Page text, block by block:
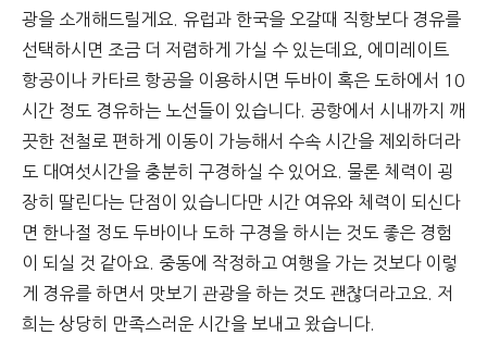
광을 소개해드릴게요. 유럽과 한국을 오갈때 직항보다 경유를
선택하시면 조금 더 저렴하게 가실 수 있는데요, 에미레이트
항공이나 카타르 항공을 이용하시면 두바이 혹은 도하에서 10
시간 정도 경유하는 노선들이 있습니다. 공항에서 시내까지 깨
끗한 전철로 편하게 이동이 가능해서 수속 시간을 제외하더라
도 대여섯시간을 충분히 구경하실 수 있어요. 물론 체력이 굉
장히 딸린다는 단점이 있습니다만 시간 여유와 체력이 되신다
면 한나절 정도 두바이나 도하 구경을 하시는 것도 좋은 경험
이 되실 것 같아요. 중동에 작정하고 여행을 가는 것보다 이렇
게 경유를 하면서 맛보기 관광을 하는 것도 괜찮더라고요. 저
희는 상당히 만족스러운 시간을 보내고 왔습니다.